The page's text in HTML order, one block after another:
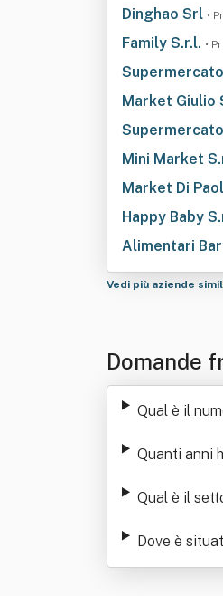
Dinghao Srl •
Family S.r.l. •
Market Giulio
Supermercato
Mini Market
Market Di
Happy Baby
Alimentari
Vedi più aziende
Domande
Qual è il
Quanti anni
Qual è il
Dove è